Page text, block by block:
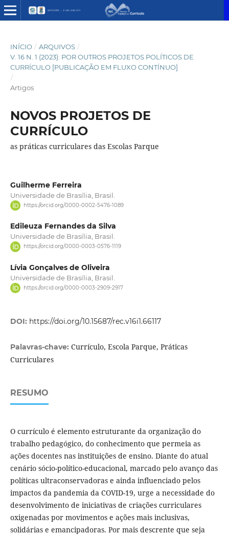
INÍCIO / ARQUIVOS /
V. 16 N. 1 (2023): POR OUTROS PROJETOS POLÍTICOS DE
CURRÍCULO [PUBLICAÇÃO EM FLUXO CONTÍNUO]
/
Artigos
NOVOS PROJETOS DE
CURRÍCULO
as práticas curriculares das Escolas Parque
Guilherme Ferreira
Universidade de Brasília, Brasil.
https://orcid.org/0000-0002-5476-1089
Edileuza Fernandes da Silva
Universidade de Brasília, Brasil.
https://orcid.org/0000-0003-0576-1119
Lívia Gonçalves de Oliveira
Universidade de Brasília, Brasil.
https://orcid.org/0000-0003-2909-2917
DOI: https://doi.org/10.15687/rec.v16i1.66117
Palavras-chave: Currículo, Escola Parque, Práticas
Curriculares
RESUMO
O currículo é elemento estruturante da organização do
trabalho pedagógico, do conheci­mento que permeia as
ações docentes nas instituições de ensino. Diante do atual
cenário sócio-político-educacional, marcado pelo avanço das
políticas ultraconservadoras e ainda influenciado pelos
impactos da pandemia da COVID-19, urge a necessidade do
desenvolvimento de iniciativas de criações curriculares
oxigenadas por movimentos e ações mais inclusivas,
solidárias e emancipadoras. Por mais descrente que seja